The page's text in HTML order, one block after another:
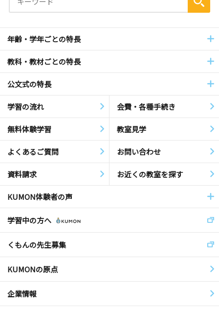
年齢・学年ごとの特長
教科・教材ごとの特長
公文式の特長
学習の流れ 会費・各種手続き
無料体験学習 教室見学
よくあるご質問 お問い合わせ
資料請求 お近くの教室を探す
KUMON体験者の声
学習中の方へ
くもんの先生募集
KUMONの原点
企業情報